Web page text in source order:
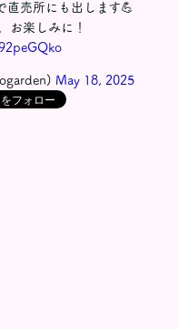
直売所にも出します💪
お楽しみに！
May 18, 2025